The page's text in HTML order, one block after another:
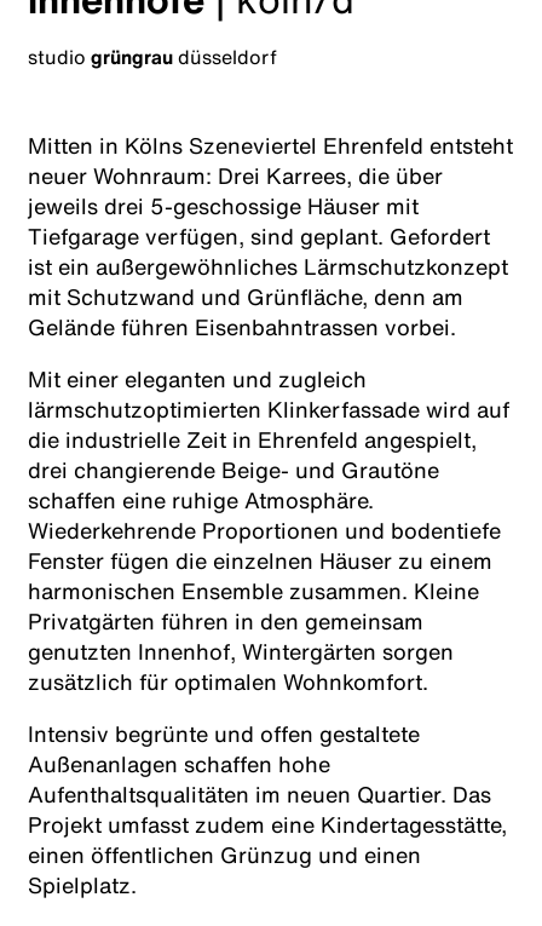
studio grüngraudüsseldorf
Mitten in Kölns Szeneviertel Ehrenfeld entsteht
neuer Wohnraum: Drei Karrees, die über
jeweils drei 5-geschossige Häuser mit
Tiefgarage verfügen, sind geplant. Gefordert
ist ein außergewöhnliches Lärmschutzkonzept
mit Schutzwand und Grünfläche, denn am
Gelände führen Eisenbahntrassen vorbei.
Mit einer eleganten und zugleich
lärmschutzoptimierten Klinkerfassade wird auf
die industrielle Zeit in Ehrenfeld angespielt,
drei changierende Beige- und Grautöne
schaffen eine ruhige Atmosphäre.
Wiederkehrende Proportionen und bodentiefe
Fenster fügen die einzelnen Häuser zu einem
harmonischen Ensemble zusammen. Kleine
Privatgärten führen in den gemeinsam
genutzten Innenhof, Wintergärten sorgen
zusätzlich für optimalen Wohnkomfort.
Intensiv begrünte und offen gestaltete
Außenanlagen schaffen hohe
Aufenthaltsqualitäten im neuen Quartier. Das
Projekt umfasst zudem eine Kindertagesstätte,
einen öffentlichen Grünzug und einen
Spielplatz.